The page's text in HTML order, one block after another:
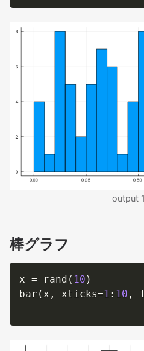
output
棒グラフ
x = rand ( 10 )
bar ( x , xticks=1 : 10 ,